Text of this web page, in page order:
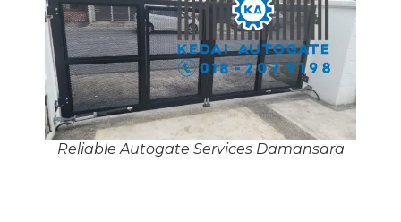
Reliable Autogate Services Damansara